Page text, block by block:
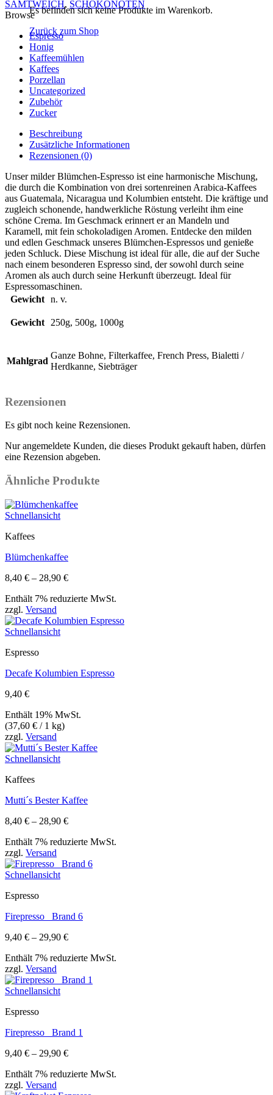
Es befinden sich keine Produkte im Warenkorb.
Zurück zum Shop
SAMTWEICH, SCHOKONOTEN
Browse
Espresso
Honig
Kaffeemühlen
Kaffees
Porzellan
Uncategorized
Zubehör
Zucker
Beschreibung
Zusätzliche Informationen
Rezensionen (0)
Unser milder Blümchen-Espresso ist eine harmonische Mischung,
die durch die Kombination von drei sortenreinen Arabica-Kaffees
aus Guatemala, Nicaragua und Kolumbien entsteht. Die kräftige und
zugleich schonende, handwerkliche Röstung verleiht ihm eine
schöne Crema. Im Geschmack erinnert er an Mandeln und
Karamell, mit fein schokoladigen Aromen. Entdecke den milden
und edlen Geschmack unseres Blümchen-Espressos und genieße
jeden Schluck. Diese Mischung ist ideal für alle, die auf der Suche
nach einem besonderen Espresso sind, der sowohl durch seine
Aromen als auch durch seine Herkunft überzeugt. Ideal für
Espressomaschinen.
Gewicht n. v.
Gewicht 250g, 500g, 1000g
Mahlgrad
Ganze Bohne, Filterkaffee, French Press, Bialetti /
Herdkanne, Siebträger
Rezensionen
Es gibt noch keine Rezensionen.
Nur angemeldete Kunden, die dieses Produkt gekauft haben, dürfen
eine Rezension abgeben.
Ähnliche Produkte
Schnellansicht
Kaffees
Blümchenkaffee
8,40 € – 28,90 €Preisspanne:
bis
Enthält 7% reduzierte MwSt.
zzgl. Versand
Schnellansicht
Espresso
Decafe Kolumbien Espresso
9,40 €
Enthält 19% MwSt.
(37,60 € / 1 kg)
zzgl. Versand
Schnellansicht
Kaffees
Mutti´s Bester Kaffee
8,40 € – 28,90 €Preisspanne:
bis
Enthält 7% reduzierte MwSt.
zzgl. Versand
Schnellansicht
Espresso
Firepresso_ Brand 6
9,40 € – 29,90 €Preisspanne:
bis
Enthält 7% reduzierte MwSt.
zzgl. Versand
Schnellansicht
Espresso
Firepresso_ Brand 1
9,40 € – 29,90 €Preisspanne:
bis
Enthält 7% reduzierte MwSt.
zzgl. Versand